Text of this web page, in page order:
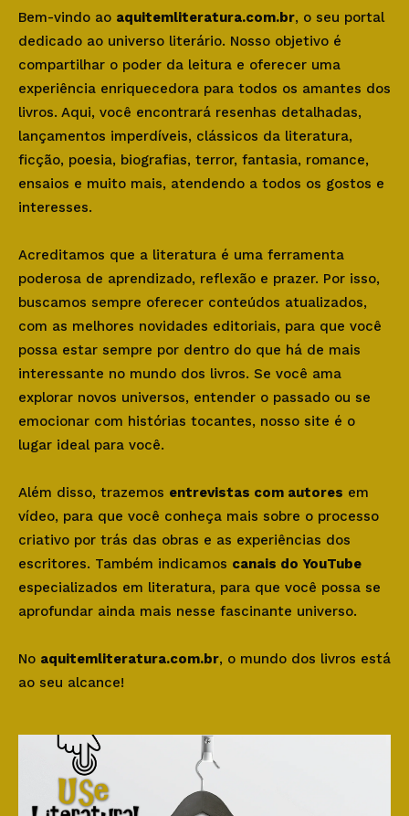
Bem-vindo ao aquitemliteratura.com.br, o seu portal
dedicado ao universo literário. Nosso objetivo é
compartilhar o poder da leitura e oferecer uma
experiência enriquecedora para todos os amantes dos
livros. Aqui, você encontrará resenhas detalhadas,
lançamentos imperdíveis, clássicos da literatura,
ficção, poesia, biografias, terror, fantasia, romance,
ensaios e muito mais, atendendo a todos os gostos e
interesses.
Acreditamos que a literatura é uma ferramenta
poderosa de aprendizado, reflexão e prazer. Por isso,
buscamos sempre oferecer conteúdos atualizados,
com as melhores novidades editoriais, para que você
possa estar sempre por dentro do que há de mais
interessante no mundo dos livros. Se você ama
explorar novos universos, entender o passado ou se
emocionar com histórias tocantes, nosso site é o
lugar ideal para você.
Além disso, trazemos entrevistas com autores em
vídeo, para que você conheça mais sobre o processo
criativo por trás das obras e as experiências dos
escritores. Também indicamos canais do YouTube
especializados em literatura, para que você possa se
aprofundar ainda mais nesse fascinante universo.
No aquitemliteratura.com.br, o mundo dos livros está
ao seu alcance!